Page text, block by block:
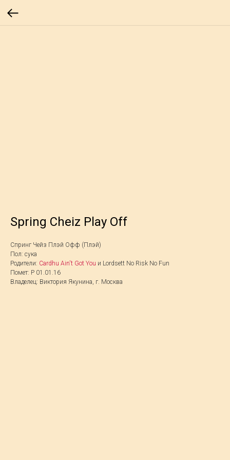
Spring Cheiz Play Off
Спринг Чейз Плэй Офф (Плэй)
Пол: сука
Родители: Cardhu Ain't Got You и Lordsett No Risk No Fun
Помет: P 01.01.16
Владелец: Виктория Якунина, г. Москва